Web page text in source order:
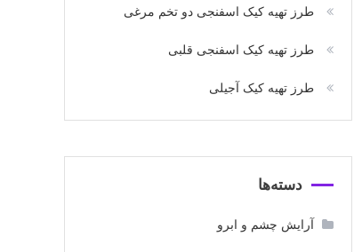
طرز تهیه کیک اسفنجی دو تخم مرغی
طرز تهیه کیک اسفنجی قلبی
طرز تهیه کیک آجیلی
دسته‌ها
آرایش چشم و ابرو